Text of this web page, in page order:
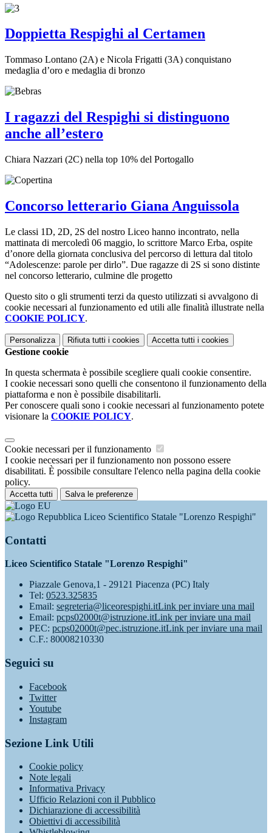
Doppietta Respighi al Certamen
Tommaso Lontano (2A) e Nicola Frigatti (3A) conquistano
medaglia d’oro e medaglia di bronzo
I ragazzi del Respighi si distinguono
anche all’estero
Chiara Nazzari (2C) nella top 10% del Portogallo
Concorso letterario Giana Anguissola
Le classi 1D, 2D, 2S del nostro Liceo hanno incontrato, nella
mattinata di mercoledì 06 maggio, lo scrittore Marco Erba, ospite
d’onore della giornata conclusiva del percorso di lettura dal titolo
“Adolescenze: parole per dirlo”. Due ragazze di 2S si sono distinte
nel concorso letterario, culmine dle progetto
Questo sito o gli strumenti terzi da questo utilizzati si avvalgono di
cookie necessari al funzionamento ed utili alle finalità illustrate nella
COOKIE POLICY.
Personalizza Rifiuta tutti i cookies Accetta tutti i cookies
Gestione cookie
In questa schermata è possibile scegliere quali cookie consentire.
I cookie necessari sono quelli che consentono il funzionamento della
piattaforma e non è possibile disabilitarli.
Per conoscere quali sono i cookie necessari al funzionamento potete
visionare la COOKIE POLICY.
Cookie necessari per il funzionamento
I cookie necessari per il funzionamento non possono essere
disabilitati. È possibile consultare l'elenco nella pagina della cookie
policy.
Accetta tutti Salva le preferenze
Liceo Scientifico Statale "Lorenzo Respighi"
Contatti
Liceo Scientifico Statale "Lorenzo Respighi"
Piazzale Genova,1 - 29121 Piacenza (PC) Italy
Tel: 0523.325835
Email: segreteria@liceorespighi.itLink per inviare una mail
Email: pcps02000t@istruzione.itLink per inviare una mail
PEC: pcps02000t@pec.istruzione.itLink per inviare una mail
C.F.: 80008210330
Seguici su
Facebook
Twitter
Youtube
Instagram
Sezione Link Utili
Cookie policy
Note legali
Informativa Privacy
Ufficio Relazioni con il Pubblico
Dichiarazione di accessibilità
Obiettivi di accessibilità